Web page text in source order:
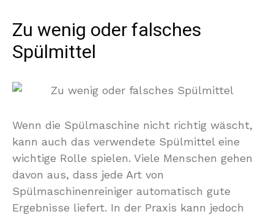
Zu wenig oder falsches
Spülmittel
Wenn die Spülmaschine nicht richtig wäscht,
kann auch das verwendete Spülmittel eine
wichtige Rolle spielen. Viele Menschen gehen
davon aus, dass jede Art von
Spülmaschinenreiniger automatisch gute
Ergebnisse liefert. In der Praxis kann jedoch